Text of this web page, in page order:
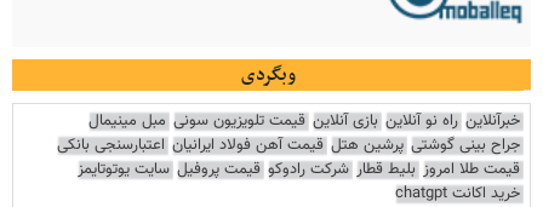
وبگردی
خبرآنلاین راه نو آنلاین بازی آنلاین قیمت تلویزیون سونی مبل مینیمال
جراح بینی گوشتی پرشین هتل قیمت آهن فولاد ایرانیان اعتبارسنجی بانکی
قیمت طلا امروز بلیط قطار شرکت رادوکو قیمت پروفیل سایت یوتوتایمز
خرید اکانت chatgpt